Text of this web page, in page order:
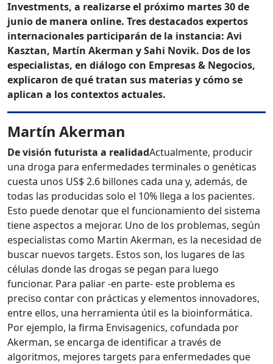
Investments, a realizarse el próximo martes 30 de
junio de manera online. Tres destacados expertos
internacionales participarán de la instancia: Avi
Kasztan, Martín Akerman y Sahi Novik. Dos de los
especialistas, en diálogo con Empresas & Negocios,
explicaron de qué tratan sus materias y cómo se
aplican a los contextos actuales.
Martín Akerman
De visión futurista a realidadActualmente, producir
una droga para enfermedades terminales o genéticas
cuesta unos US$ 2.6 billones cada una y, además, de
todas las producidas solo el 10% llega a los pacientes.
Esto puede denotar que el funcionamiento del sistema
tiene aspectos a mejorar. Uno de los problemas, según
especialistas como Martin Akerman, es la necesidad de
buscar nuevos targets. Estos son, los lugares de las
células donde las drogas se pegan para luego
funcionar. Para paliar -en parte- este problema es
preciso contar con prácticas y elementos innovadores,
entre ellos, una herramienta útil es la bioinformática.
Por ejemplo, la firma Envisagenics, cofundada por
Akerman, se encarga de identificar a través de
algoritmos, mejores targets para enfermedades que